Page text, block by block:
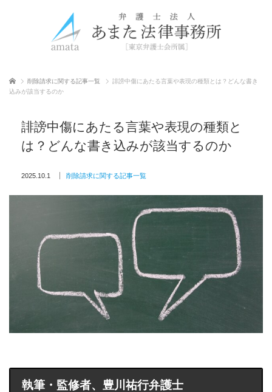
ホーム 削除請求に関する記事一覧
誹謗中傷にあたる言葉や表現の種類とは？どんな書き
込みが該当するのか
誹謗中傷にあたる言葉や表現の種類と
は？どんな書き込みが該当するのか
2025.10.1 削除請求に関する記事一覧
執筆・監修者、豊川祐行弁護士